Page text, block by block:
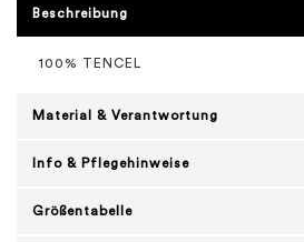
Beschreibung
100% TENCEL
Material & Verantwortung
Info & Pflegehinweise
Größentabelle